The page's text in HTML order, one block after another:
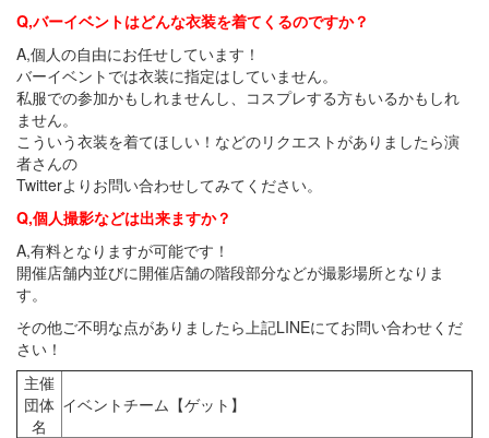
Q,バーイベントはどんな衣装を着てくるのですか？
A,個人の自由にお任せしています！
バーイベントでは衣装に指定はしていません。
私服での参加かもしれませんし、コスプレする方もいるかもしれ
ません。
こういう衣装を着てほしい！などのリクエストがありましたら演
者さんの
Twitterよりお問い合わせしてみてください。
Q,個人撮影などは出来ますか？
A,有料となりますが可能です！
開催店舗内並びに開催店舗の階段部分などが撮影場所となりま
す。
その他ご不明な点がありましたら上記LINEにてお問い合わせくだ
さい！
主催
団体
名
イベントチーム【ゲット】